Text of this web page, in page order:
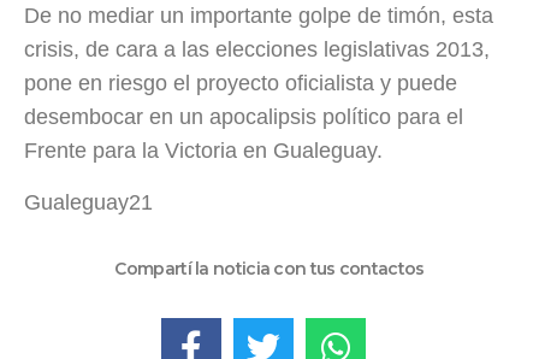
De no mediar un importante golpe de timón, esta
crisis, de cara a las elecciones legislativas 2013,
pone en riesgo el proyecto oficialista y puede
desembocar en un apocalipsis político para el
Frente para la Victoria en Gualeguay.
Gualeguay21
Compartí la noticia con tus contactos